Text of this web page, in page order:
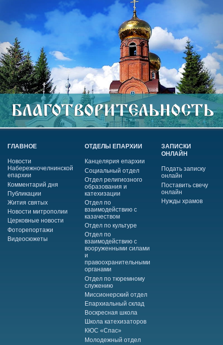
ГЛАВНОЕ
Новости
Набережночелнинской
епархии
Комментарий дня
Публикации
Жития святых
Новости митрополии
Церковные новости
Фоторепортажи
Видеосюжеты
ОТДЕЛЫ ЕПАРХИИ
Канцелярия епархии
Социальный отдел
Отдел религиозного
образования и
катехизации
Отдел по
взаимодействию с
казачеством
Отдел по культуре
Отдел по
взаимодействию с
вооруженными силами
и
правоохранительными
органами
Отдел по тюремному
служению
Миссионерский отдел
Епархиальный склад
Воскресная школа
Школа катехизаторов
КЮС «Спас»
Молодежный отдел
ЗАПИСКИ
ОНЛАЙН
Подать записку
онлайн
Поставить свечу
онлайн
Нужды храмов